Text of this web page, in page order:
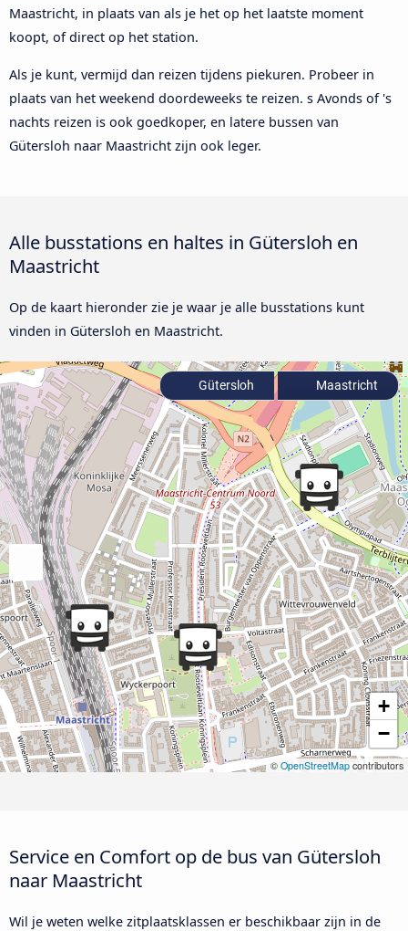
Maastricht, in plaats van als je het op het laatste moment
koopt, of direct op het station.
Als je kunt, vermijd dan reizen tijdens piekuren. Probeer in
plaats van het weekend doordeweeks te reizen. s Avonds of 's
nachts reizen is ook goedkoper, en latere bussen van
Gütersloh naar Maastricht zijn ook leger.
Alle busstations en haltes in Gütersloh en
Maastricht
Op de kaart hieronder zie je waar je alle busstations kunt
vinden in Gütersloh en Maastricht.
+
−
© OpenStreetMap contributors
Gütersloh Maastricht
Service en Comfort op de bus van Gütersloh
naar Maastricht
Wil je weten welke zitplaatsklassen er beschikbaar zijn in de